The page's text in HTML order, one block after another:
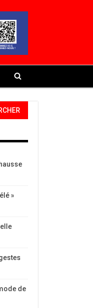
»
de